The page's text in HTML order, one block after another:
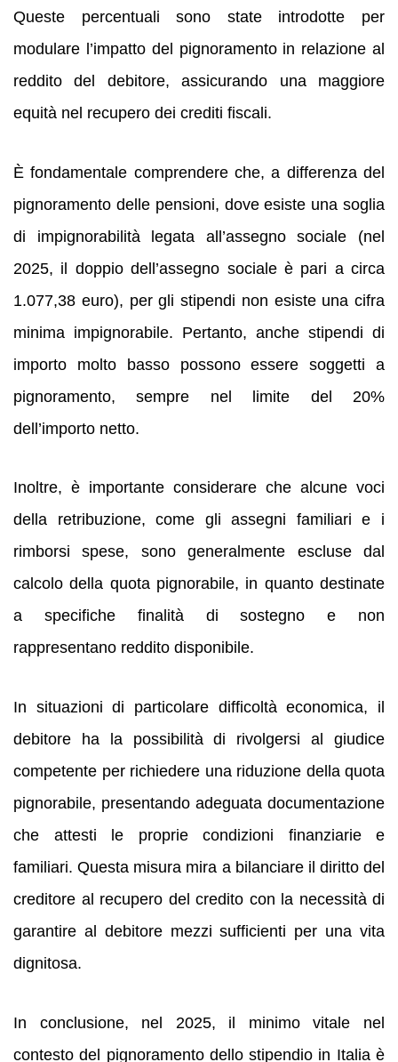
Queste percentuali sono state introdotte per
modulare l’impatto del pignoramento in relazione al
reddito del debitore, assicurando una maggiore
equità nel recupero dei crediti fiscali.
È fondamentale comprendere che, a differenza del
pignoramento delle pensioni, dove esiste una soglia
di impignorabilità legata all’assegno sociale (nel
2025, il doppio dell’assegno sociale è pari a circa
1.077,38 euro), per gli stipendi non esiste una cifra
minima impignorabile. Pertanto, anche stipendi di
importo molto basso possono essere soggetti a
pignoramento, sempre nel limite del 20%
dell’importo netto.
Inoltre, è importante considerare che alcune voci
della retribuzione, come gli assegni familiari e i
rimborsi spese, sono generalmente escluse dal
calcolo della quota pignorabile, in quanto destinate
a specifiche finalità di sostegno e non
rappresentano reddito disponibile.
In situazioni di particolare difficoltà economica, il
debitore ha la possibilità di rivolgersi al giudice
competente per richiedere una riduzione della quota
pignorabile, presentando adeguata documentazione
che attesti le proprie condizioni finanziarie e
familiari. Questa misura mira a bilanciare il diritto del
creditore al recupero del credito con la necessità di
garantire al debitore mezzi sufficienti per una vita
dignitosa.
In conclusione, nel 2025, il minimo vitale nel
contesto del pignoramento dello stipendio in Italia è